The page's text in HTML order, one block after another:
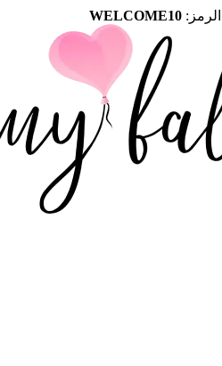
WELCOME10